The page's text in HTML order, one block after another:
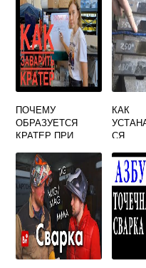
СВАРКУ
ПОЛИМЕРНЫХ
МАТЕРИАЛОВ
ПОЧЕМУ
ОБРАЗУЕТСЯ
КРАТЕР ПРИ
КАК
СЯ
ИЗ